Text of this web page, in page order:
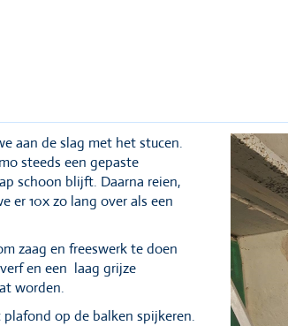
aan de slag met het stucen.
steeds een gepaste
schoon blijft. Daarna reien,
er 10x zo lang over als een
zaag en freeswerk te doen
en een laag grijze
worden.
op de balken spijkeren.